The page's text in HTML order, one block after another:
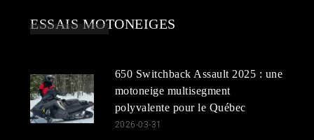
ESSAIS MOTONEIGES
650 Switchback Assault 2025 : une
motoneige multisegment
polyvalente pour le Québec
2026-03-31